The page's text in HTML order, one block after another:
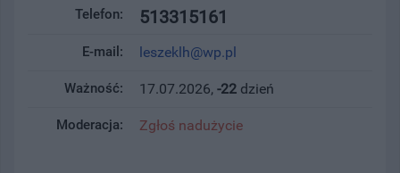
Telefon: 513315161
E-mail: leszeklh@wp.pl
Ważność: 17.07.2026, -22dzień
Moderacja: Zgłoś nadużycie